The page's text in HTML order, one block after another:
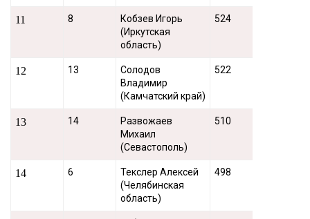
11 8
Кобзев Игорь
(Иркутская
область)
524
12 13
Солодов
Владимир
(Камчатский край)
522
13 14
Развожаев
Михаил
(Севастополь)
510
14 6
Текслер Алексей
(Челябинская
область)
498